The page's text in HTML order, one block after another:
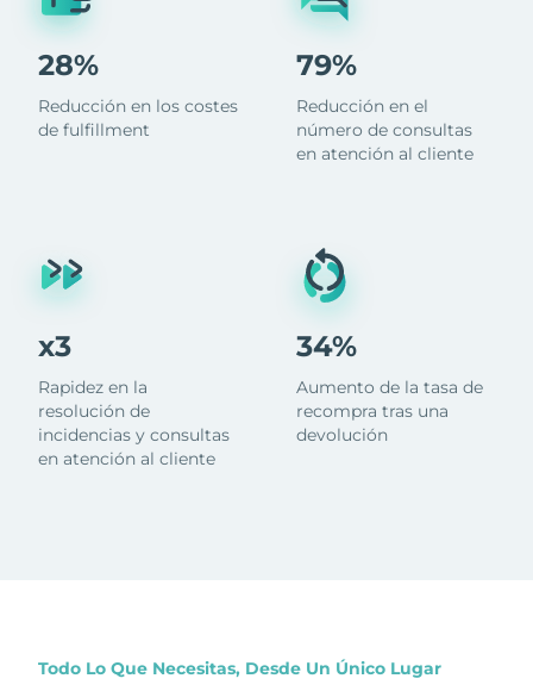
28%
Reducción en los costes
de fulfillment
x3
Rapidez en la
resolución de
incidencias y consultas
en atención al cliente
79%
Reducción en el
número de consultas
en atención al cliente
34%
Aumento de la tasa de
recompra tras una
devolución
Todo Lo Que Necesitas, Desde Un Único Lugar